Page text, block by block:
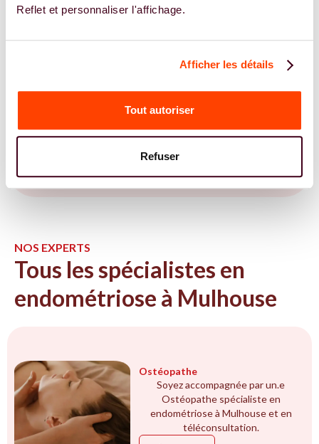
Reflet et personnaliser l'affichage.
Afficher les détails
Tout autoriser
Refuser
NOS EXPERTS
Tous les spécialistes en
endométriose à Mulhouse
Ostéopathe
Soyez accompagnée par un.e
Ostéopathe spécialiste en
endométriose à Mulhouse et en
téléconsultation.